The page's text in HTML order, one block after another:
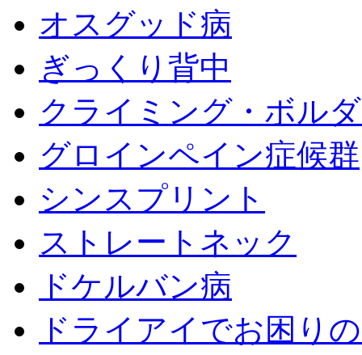
オスグッド病
ぎっくり背中
クライミング・ボル
グロインペイン症候群
シンスプリント
ストレートネック
ドケルバン病
ドライアイでお困り